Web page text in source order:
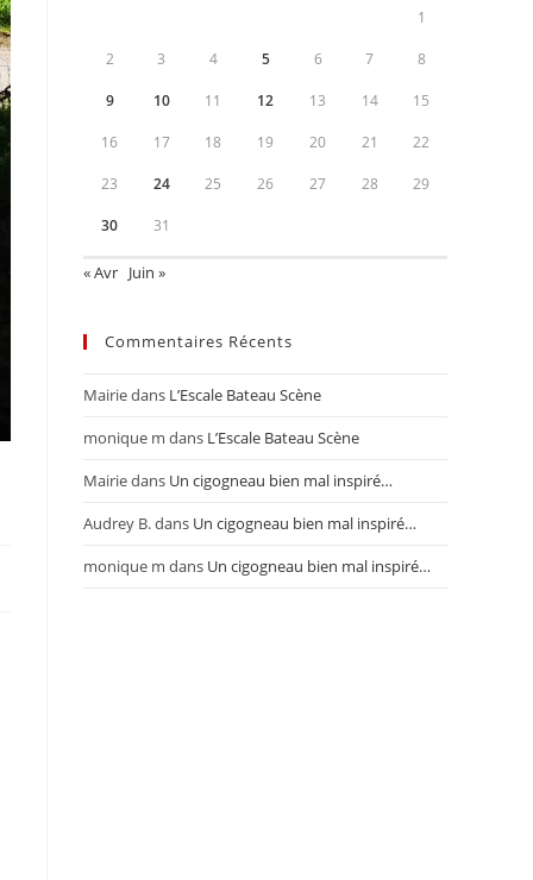
1
2 3 4 5 6 7 8
9 10 11 12 13 14 15
16 17 18 19 20 21 22
23 24 25 26 27 28 29
30 31
« Avr Juin »
Commentaires Récents
Mairiedans L’Escale Bateau Scène
monique m dans L’Escale Bateau Scène
Mairiedans Un cigogneau bien mal inspiré…
Audrey B.dans Un cigogneau bien mal inspiré…
monique m dans Un cigogneau bien mal inspiré…